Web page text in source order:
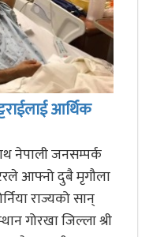
आर्थिक
नेपाली जनसम्पर्क
आफ्नो दुबै मृगौला
राज्यको सान्
गोरखा जिल्ला श्री